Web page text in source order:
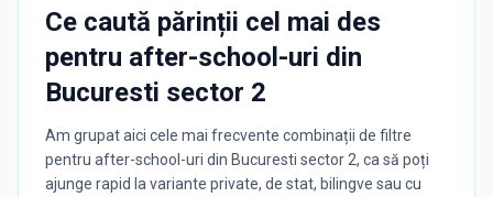
Ce caută părinții cel mai des
pentru after-school-uri din
Bucuresti sector 2
Am grupat aici cele mai frecvente combinații de filtre
pentru after-school-uri din Bucuresti sector 2, ca să poți
ajunge rapid la variante private, de stat, bilingve sau cu